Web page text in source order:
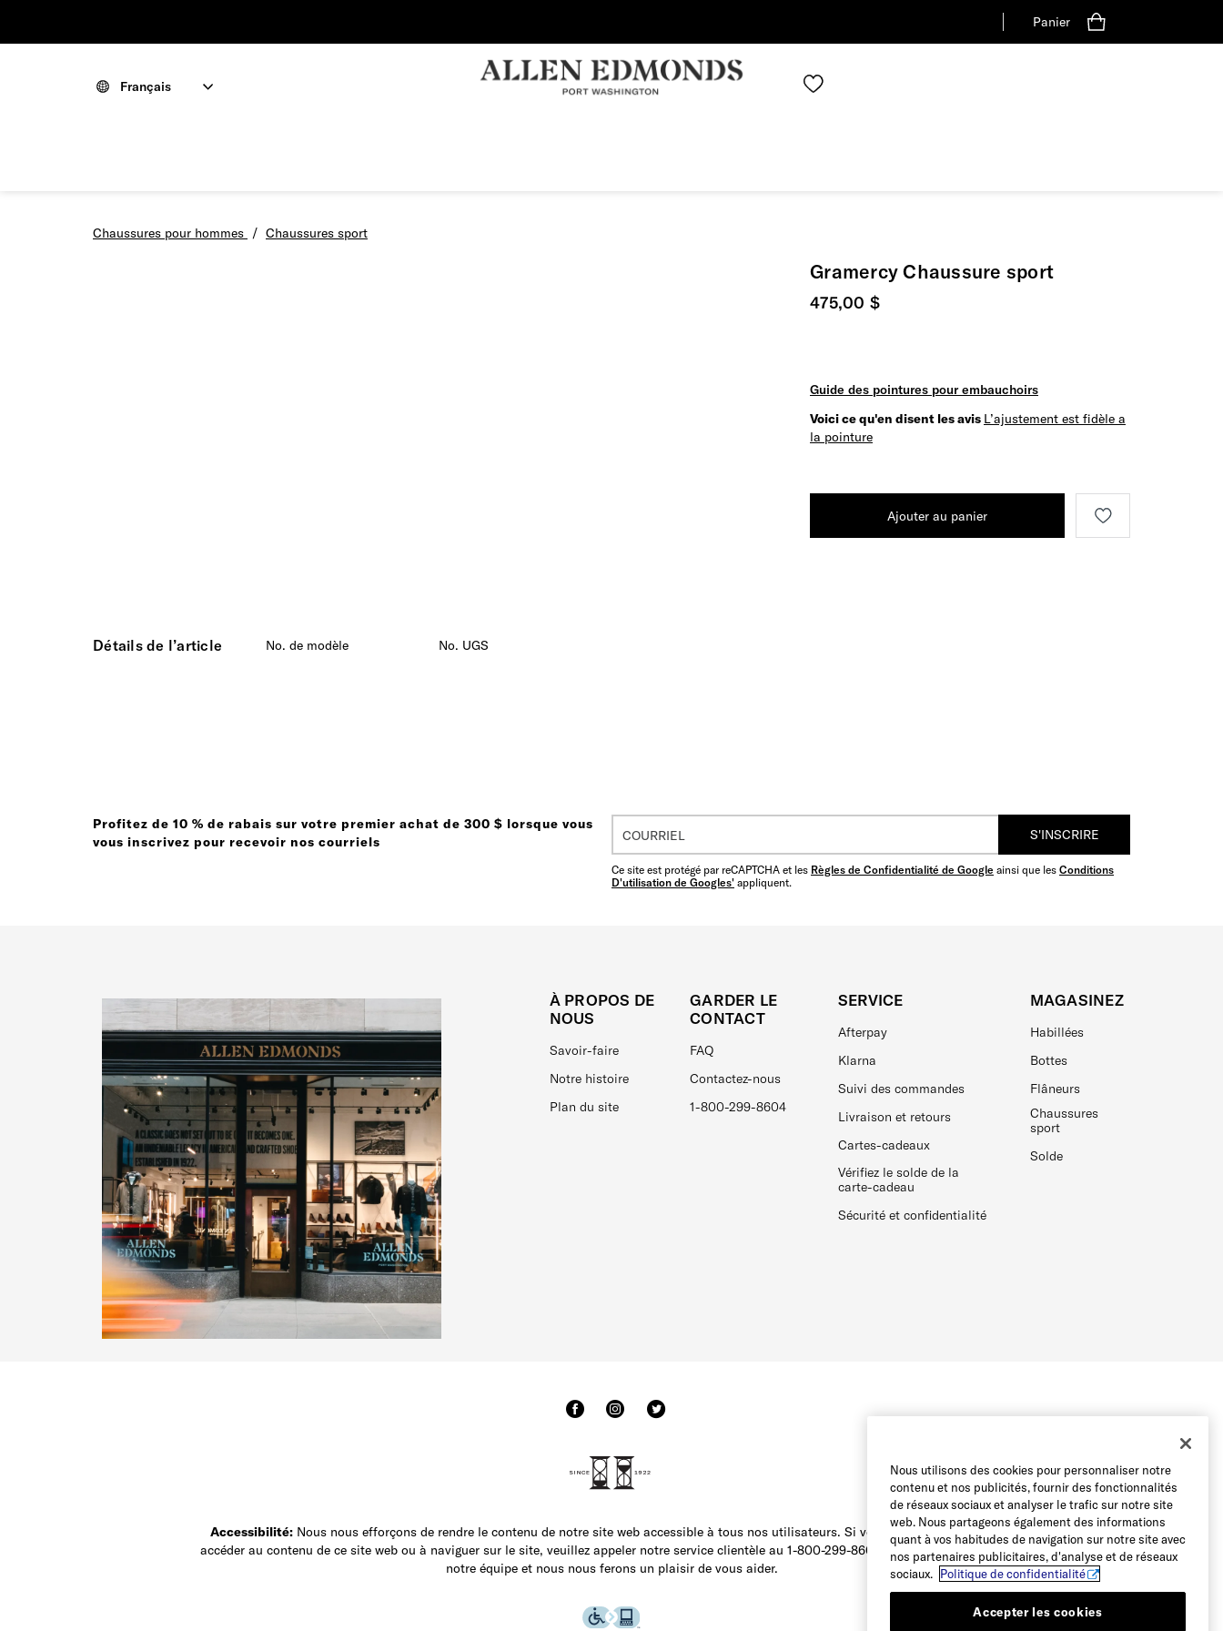
Panier
Français
Chaussures pour hommes / Chaussures sport
Gramercy Chaussure sport
Prix actuel
475,00 $
Guide des pointures pour embauchoirs
Voici ce qu'en disent les avis L’ajustement est fidèle a
la pointure
Ajouter au panier
Détails de l’article No. de modèle No. UGS
Profitez de 10 % de rabais sur votre premier achat de 300 $ lorsque vous
vous inscrivez pour recevoir nos courriels
S'INSCRIRE
Ce site est protégé par reCAPTCHA et les Règles de Confidentialité de Google ainsi que les Conditions
D'utilisation de Googles' appliquent.
À PROPOS DE
NOUS
Savoir-faire
Notre histoire
Plan du site
GARDER LE
CONTACT
FAQ
Contactez-nous
1-800-299-8604
SERVICE
Afterpay
Klarna
Suivi des commandes
Livraison et retours
Cartes-cadeaux
Vérifiez le solde de la
carte-cadeau
Sécurité et confidentialité
MAGASINEZ
Habillées
Bottes
Flâneurs
Chaussures
sport
Solde
Accessibilité: Nous nous efforçons de rendre le contenu de notre site web accessible à tous nos utilisateurs. Si vous avez des difficultés à
accéder au contenu de ce site web ou à naviguer sur le site, veuillez appeler notre service clientèle au 1-800-299-8604 ou envoyer un courriel à
notre équipe et nous nous ferons un plaisir de vous aider.
Nous utilisons des cookies pour personnaliser notre
contenu et nos publicités, fournir des fonctionnalités
de réseaux sociaux et analyser le trafic sur notre site
web. Nous partageons également des informations
quant à vos habitudes de navigation sur notre site avec
nos partenaires publicitaires, d'analyse et de réseaux
sociaux. Politique de confidentialité
Accepter les cookies